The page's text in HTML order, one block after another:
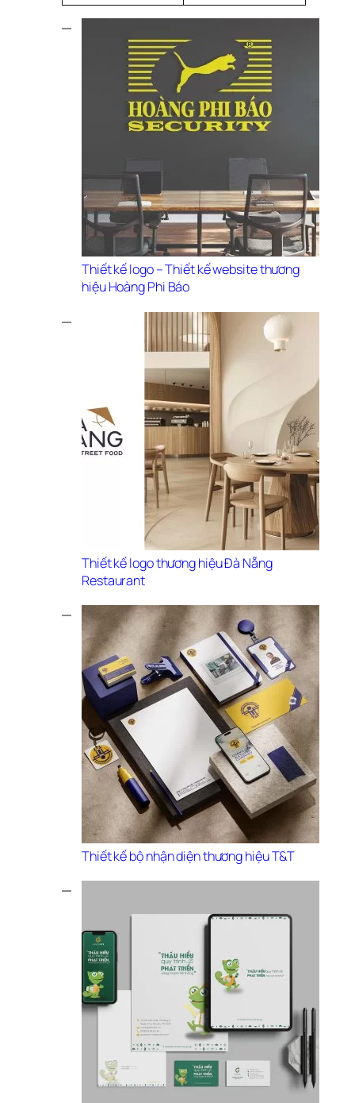
Thiết kế logo – Thiết kế website thương
hiệu Hoàng Phi Báo
Thiết kế logo thương hiệu Đà Nẵng
Restaurant
Thiết kế bộ nhận diện thương hiệu T&T